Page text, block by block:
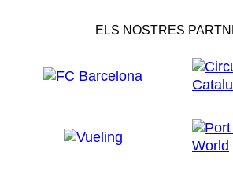
ELS NOSTRES